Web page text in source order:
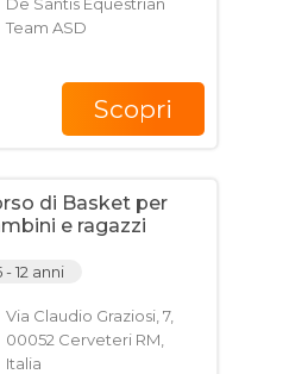
Team ASD
Scopri
di Basket per
e ragazzi
- 12 anni
Via Claudio Graziosi, 7,
00052 Cerveteri RM,
Italia